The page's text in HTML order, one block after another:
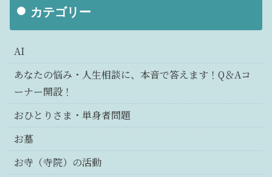
カテゴリー
AI
あなたの悩み・人生相談に、本音で答えます！Q＆Aコ
ーナー開設！
おひとりさま・単身者問題
お墓
お寺（寺院）の活動